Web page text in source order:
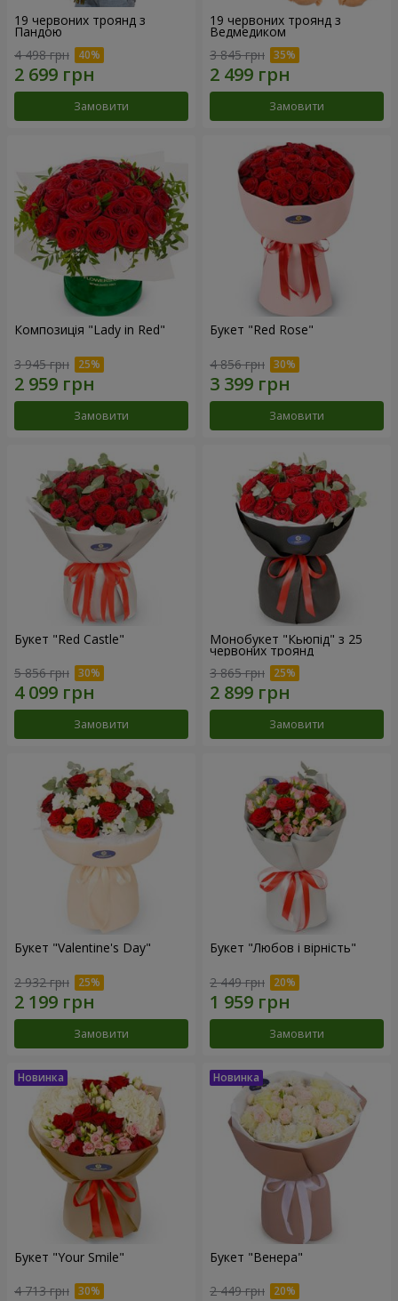
19 червоних троянд з
Пандою
4 498 грн
Замовити
19 червоних троянд з
Ведмедиком
3 845 грн
Замовити
Композиція "Lady in Red"
3 945 грн
Замовити
Букет "Red Rose"
4 856 грн
Замовити
Букет "Red Castle"
5 856 грн
Замовити
Монобукет "Кьюпід" з 25
червоних троянд
3 865 грн
Замовити
Букет "Valentine's Day"
2 932 грн
Замовити
Букет "Любов і вірність"
2 449 грн
Замовити
Букет "Your Smile"
4 713 грн
Букет "Венера"
2 449 грн